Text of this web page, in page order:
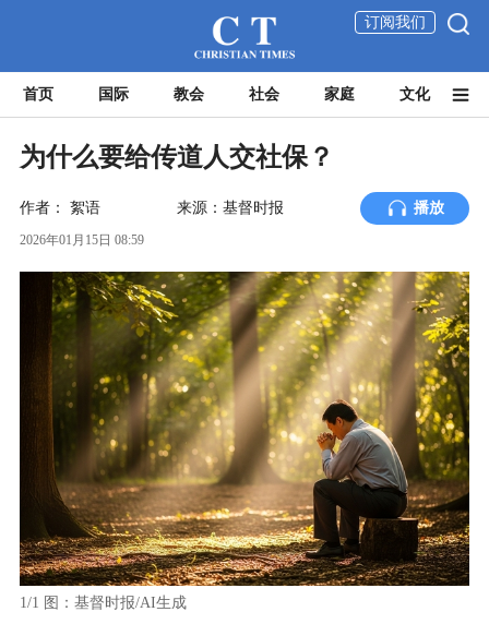
订阅我们
首页 国际 教会 社会 家庭 文化
为什么要给传道人交社保？
作者： 絮语 来源：基督时报 播放
2026年01月15日 08:59
1/1 图：基督时报/AI生成